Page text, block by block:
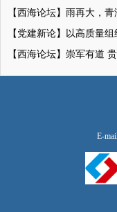
【西海论坛】雨再大，
【党建新论】以高质量
【西海论坛】崇军有道
E-